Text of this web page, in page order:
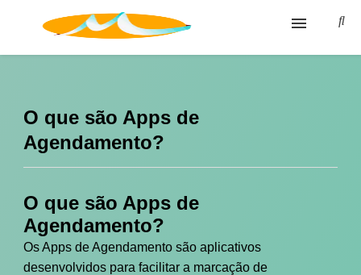
Glossário
Política de privacidade
O que são Apps de
Agendamento?
O que são Apps de
Agendamento?
Os Apps de Agendamento são aplicativos
desenvolvidos para facilitar a marcação de